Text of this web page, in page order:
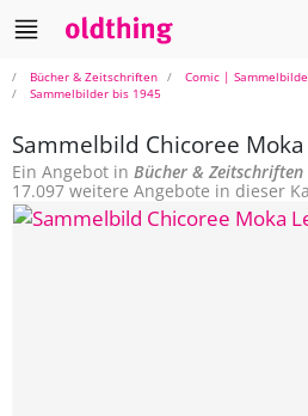
Bücher & Zeitschriften
Comic |
Sammelbilder bis 1945
Sammelbild Chicoree
Ein Angebot in Bücher & Zeitschriften
17.097 weitere Angebote in dieser